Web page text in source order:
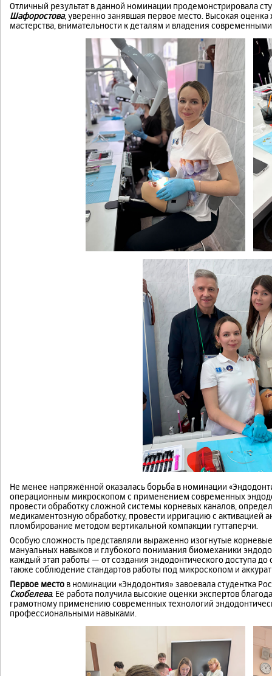
Отличный результат в данной номинации продемонстрировала
Шафоростова, уверенно занявшая первое место. Высокая
мастерства, внимательности к деталям и владения
Не менее напряжённой оказалась борьба в номинации
операционным микроскопом с применением современных
провести обработку сложной системы корневых каналов,
медикаментозную обработку, провести ирригацию с активацией
пломбирование методом вертикальной компакции гуттаперчи.
Особую сложность представляли выраженно изогнутые
мануальных навыков и глубокого понимания биомеханики
каждый этап работы — от создания эндодонтического доступа
также соблюдение стандартов работы под микроскопом и
Первое место в номинации «Эндодонтия» завоевала студентка
Скобелева. Её работа получила высокие оценки экспертов
грамотному применению современных технологий
профессиональными навыками.